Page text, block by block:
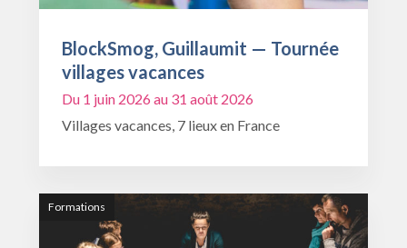
BlockSmog, Guillaumit — Tournée
villages vacances
Du 1 juin 2026 au 31 août 2026
Villages vacances, 7 lieux en France
Formations